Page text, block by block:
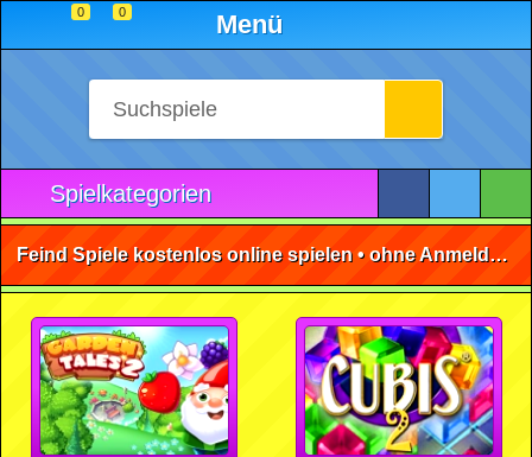
0 0 Menü
Spielkategorien
Feind Spiele kostenlos online spielen • ohne Anmeldung 🕹️